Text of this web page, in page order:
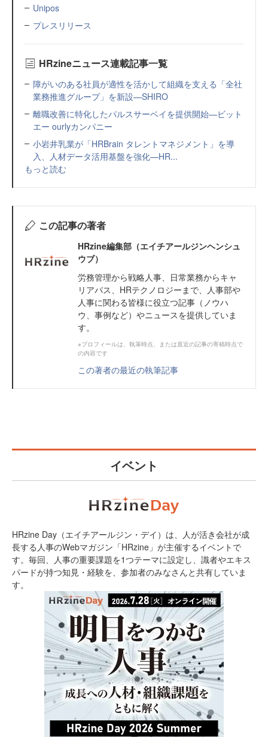
Unipos
プレスリリース
HRzineニュース連載記事一覧
障がいのある社員が適性を活かして組織を支える「全社
業務推進グループ」を新設—SHIRO
離職改善に特化したパルスサーベイを提供開始—ビット
エー ourlyカンパニー
小岩井乳業が「HRBrain タレントマネジメント」を導
入、人材データ活用基盤を強化—HR...
もっと読む
この記事の著者
HRzine編集部（エイチアールジンヘンシュ
ウブ）
労務管理から戦略人事、日常業務からキャ
リアパス、HRテクノロジーまで、人事部や
人事に関わる皆様に役立つ記事（ノウハ
ウ、事例など）やニュースを提供していま
す。
※プロフィールは、執筆時点、または直近の記事の寄稿時点で
の内容です
この著者の最近の執筆記事
イベント
HRzine Day（エイチアールジン・デイ）は、人が活き会社が成
長する人事のWebマガジン「HRzine」が主催するイベントで
す。毎回、人事の重要課題を1つテーマに設定し、識者やエキス
パードが持つ知見・経験を、参加者のみなさんと共有していま
す。